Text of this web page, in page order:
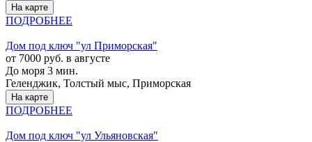
На карте
ПОДРОБНЕЕ
Дом под ключ "ул Приморская"
от 7000 руб. в августе
До моря 3 мин.
Геленджик, Толстый мыс, Приморская
На карте
ПОДРОБНЕЕ
Дом под ключ "ул Ульяновская"